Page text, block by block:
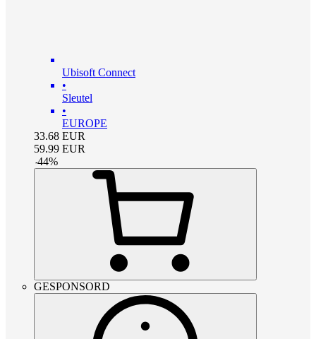
Ubisoft Connect
•
Sleutel
•
EUROPE
33.68 EUR
59.99 EUR
-44%
GESPONSORD